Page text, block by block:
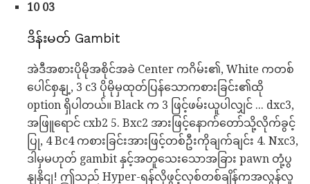
10 03
ဒိန်းမတ် Gambit
အဲဒီအစားပိုမိုအစိုင်အခဲ Center ကဂိမ်း၏, White ကတစ်
ပေါင်စှနျ့, 3 c3 ပိုမိုမှထုတ်ပြန်သောကစားခြင်း၏ထို
option ရှိပါတယ်။ Black က 3 ဖြင့်ဖမ်းယူပါလျှင် ... dxc3,
အဖြူရောင် cxb2 5. Bxc2 အားဖြင့်နောက်တော်သို့လိုက်ခွင့်
ပြု, 4 Bc4 ကစားခြင်းအားဖြင့်တစ်ဦးကိုချက်ချင်း 4. Nxc3,
ဒါမှမဟုတ် gambit နှင့်အတူသေးသောအခြား pawn တုံ့ပွ
နျနိုငျ! ဤသည် Hyper-ရန်လိုဖွင့်လှစ်တစ်ချိန်ကအလွန်လူ